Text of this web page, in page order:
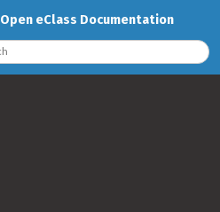
Open eClass Documentation